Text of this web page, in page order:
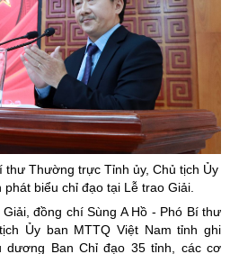
thư Thường trực Tỉnh ủy, Chủ tịch Ủy
biểu chỉ đạo tại Lễ trao Giải.
đồng chí Sùng A Hồ - Phó Bí thư
Ủy ban MTTQ Việt Nam tỉnh ghi
dương Ban Chỉ đạo 35 tỉnh, các cơ